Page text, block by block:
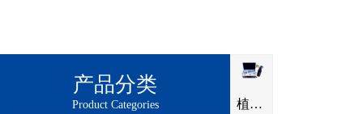
产品分类
Product Categories 植物水势测定仪IN-ZSS